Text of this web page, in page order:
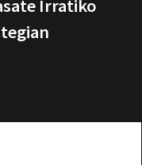
Irratiko